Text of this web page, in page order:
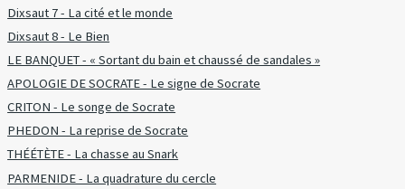
Dixsaut 7 - La cité et le monde
Dixsaut 8 - Le Bien
LE BANQUET - « Sortant du bain et chaussé de sandales »
APOLOGIE DE SOCRATE - Le signe de Socrate
CRITON - Le songe de Socrate
PHEDON - La reprise de Socrate
THÉÉTÈTE - La chasse au Snark
PARMENIDE - La quadrature du cercle